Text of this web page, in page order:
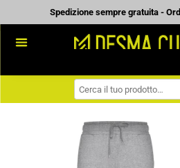
al
contenuto
Spedizione sempre gratuita -
WORKWEAR
COME ORDINARE
PREVENTIVI